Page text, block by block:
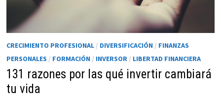
CRECIMIENTO PROFESIONAL/ DIVERSIFICACIÓN / FINANZAS
PERSONALES / FORMACIÓN / INVERSOR/ LIBERTAD FINANCIERA
131 razones por las qué invertir cambiará
tu vida